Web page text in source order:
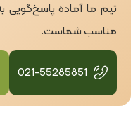
تیم ما آماده
مناسب شماست.
021-55285851